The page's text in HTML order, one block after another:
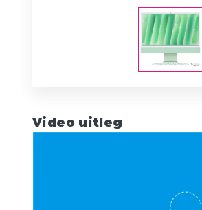
Video uitleg